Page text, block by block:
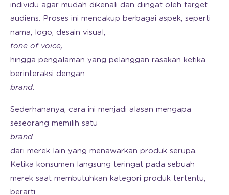
individu agar mudah dikenali dan diingat oleh target
audiens. Proses ini mencakup berbagai aspek, seperti
nama, logo, desain visual,
tone of voice,
hingga pengalaman yang pelanggan rasakan ketika
berinteraksi dengan
brand.
Sederhananya, cara ini menjadi alasan mengapa
seseorang memilih satu
brand
dari merek lain yang menawarkan produk serupa.
Ketika konsumen langsung teringat pada sebuah
merek saat membutuhkan kategori produk tertentu,
berarti